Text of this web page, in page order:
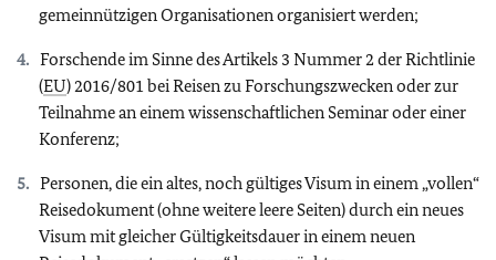
gemeinnützigen Organisationen organisiert werden;
Forschende im Sinne des Artikels 3 Nummer 2 der Richtlinie
(EU) 2016/801 bei Reisen zu Forschungszwecken oder zur
Teilnahme an einem wissenschaftlichen Seminar oder einer
Konferenz;
Personen, die ein altes, noch gültiges Visum in einem „vollen“
Reisedokument (ohne weitere leere Seiten) durch ein neues
Visum mit gleicher Gültigkeitsdauer in einem neuen